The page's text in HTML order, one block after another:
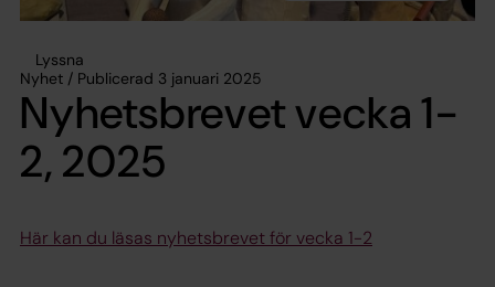
Lyssna
Nyhet / Publicerad 3 januari 2025
Nyhetsbrevet vecka 1-
2, 2025
Här kan du läsas nyhetsbrevet för vecka 1-2